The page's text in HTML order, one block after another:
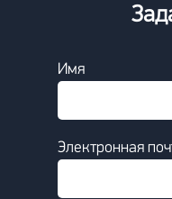
Имя
Электронная